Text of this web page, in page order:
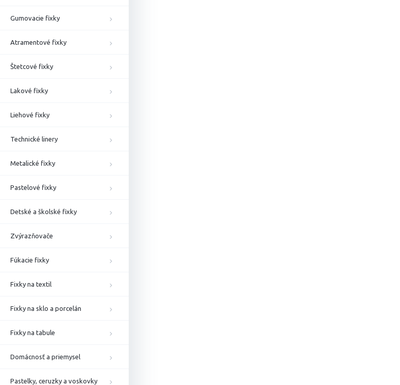
Gumovacie fixky
Atramentové fixky
Štetcové fixky
Lakové fixky
Liehové fixky
Technické linery
Metalické fixky
Pastelové fixky
Detské a školské fixky
Zvýrazňovače
Fúkacie fixky
Fixky na textil
Fixky na sklo a porcelán
Fixky na tabule
Domácnosť a priemysel
Pastelky, ceruzky a voskovky